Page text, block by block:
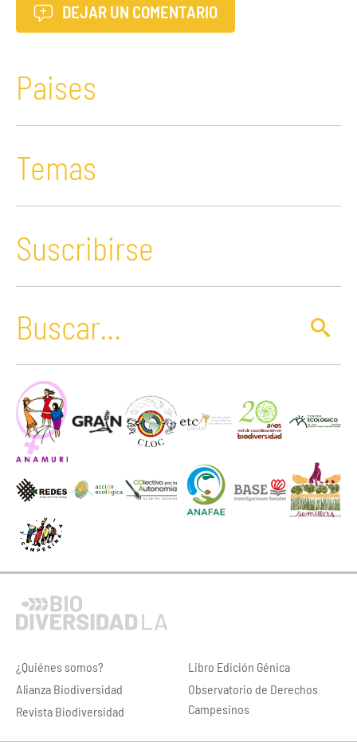
DEJAR UN COMENTARIO
Paises
Temas
Suscribirse
¿Quiénes somos?
Alianza Biodiversidad
Revista Biodiversidad
Libro Edición Génica
Observatorio de Derechos
Campesinos